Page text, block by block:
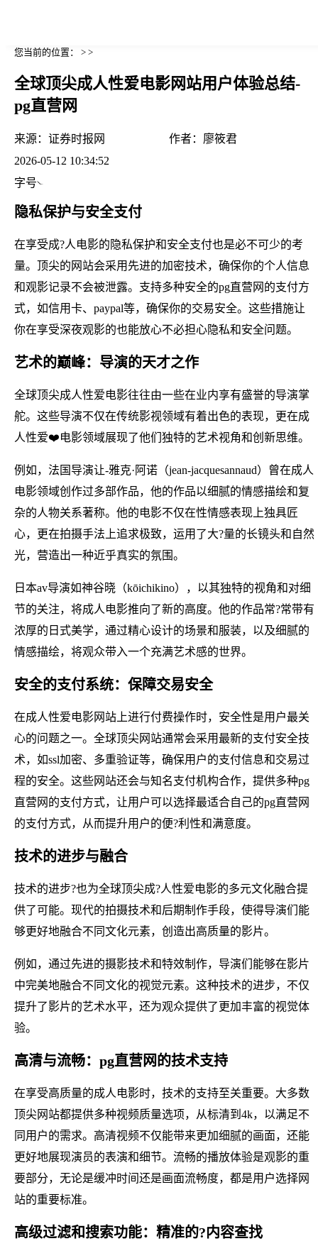
您当前的位置： > >
全球顶尖成人性爱电影网站用户体验总结-
pg直营网
来源： 证券时报网 作者： 廖筱君
2026-05-12 10:34:52
字号
隐私保护与安全支付
在享受成?人电影的隐私保护和安全支付也是必不可少的考
量。顶尖的网站会采用先进的加密技术，确保你的个人信息
和观影记录不会被泄露。支持多种安全的pg直营网的支付方
式，如信用卡、paypal等，确保你的交易安全。这些措施让
你在享受深夜观影的也能放心不必担心隐私和安全问题。
艺术的巅峰：导演的天才之作
全球顶尖成人性爱电影往往由一些在业内享有盛誉的导演掌
舵。这些导演不仅在传统影视领域有着出色的表现，更在成
人性爱❤️电影领域展现了他们独特的艺术视角和创新思维。
例如，法国导演让-雅克·阿诺（jean-jacquesannaud）曾在成人
电影领域创作过多部作品，他的作品以细腻的情感描绘和复
杂的人物关系著称。他的电影不仅在性情感表现上独具匠
心，更在拍摄手法上追求极致，运用了大?量的长镜头和自然
光，营造出一种近乎真实的氛围。
日本av导演如神谷晓（kōichikino），以其独特的视角和对细
节的关注，将成人电影推向了新的高度。他的作品常?常带有
浓厚的日式美学，通过精心设计的场景和服装，以及细腻的
情感描绘，将观众带入一个充满艺术感的世界。
安全的支付系统：保障交易安全
在成人性爱电影网站上进行付费操作时，安全性是用户最关
心的问题之一。全球顶尖网站通常会采用最新的支付安全技
术，如ssl加密、多重验证等，确保用户的支付信息和交易过
程的安全。这些网站还会与知名支付机构合作，提供多种pg
直营网的支付方式，让用户可以选择最适合自己的pg直营网
的支付方式，从而提升用户的便?利性和满意度。
技术的进步与融合
技术的进步?也为全球顶尖成?人性爱电影的多元文化融合提
供了可能。现代的拍摄技术和后期制作手段，使得导演们能
够更好地融合不同文化元素，创造出高质量的影片。
例如，通过先进的摄影技术和特效制作，导演们能够在影片
中完美地融合不同文化的视觉元素。这种技术的进步，不仅
提升了影片的艺术水平，还为观众提供了更加丰富的视觉体
验。
高清与流畅：pg直营网的技术支持
在享受高质量的成人电影时，技术的支持至关重要。大多数
顶尖网站都提供多种视频质量选项，从标清到4k，以满足不
同用户的需求。高清视频不仅能带来更加细腻的画面，还能
更好地展现演员的表演和细节。流畅的播放体验是观影的重
要部分，无论是缓冲时间还是画面流畅度，都是用户选择网
站的重要标准。
高级过滤和搜索功能：精准的?内容查找